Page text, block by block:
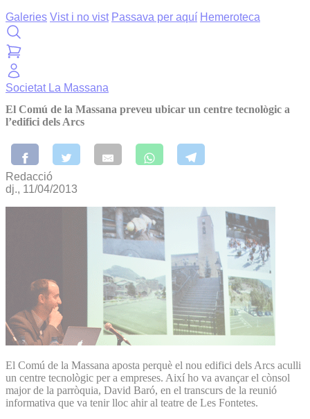
Galeries Vist i no vist Passava per aquí Hemeroteca
Societat La Massana
El Comú de la Massana preveu ubicar un centre tecnològic a
l’edifici dels Arcs
Redacció
dj., 11/04/2013
El Comú de la Massana aposta perquè el nou edifici dels Arcs aculli
un centre tecnològic per a empreses. Així ho va avançar el cònsol
major de la parròquia, David Baró, en el transcurs de la reunió
informativa que va tenir lloc ahir al teatre de Les Fontetes.